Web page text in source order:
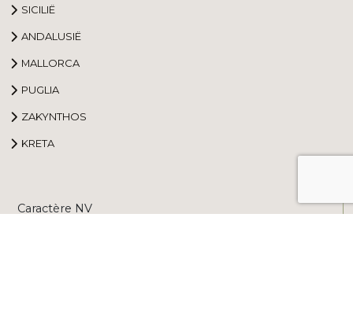
SICILIË
ANDALUSIË
MALLORCA
PUGLIA
ZAKYNTHOS
KRETA
Caractère NV